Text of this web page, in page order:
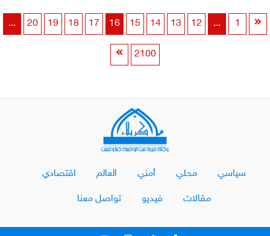
1
...
12
13
14
15
16
17
18
19
20
...
2100
سياسي محلي أمني العالم اقتصادي
مقالات فيديو تواصل معنا